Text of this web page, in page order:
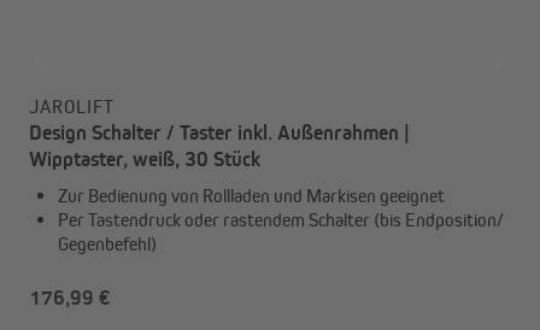
JAROLIFT
Design Schalter / Taster inkl. Außenrahmen |
Wipptaster, weiß, 30 Stück
Zur Bedienung von Rollladen und Markisen geeignet
Per Tastendruck oder rastendem Schalter (bis Endposition/
Gegenbefehl)
176,99 €